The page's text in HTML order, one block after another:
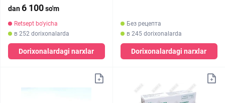
dan6 100so'm
Retsept bo'yicha
в 252 dorixonalarda
Dorixonalardagi narxlar
Без рецепта
в 245 dorixonalarda
Dorixonalardagi narxlar